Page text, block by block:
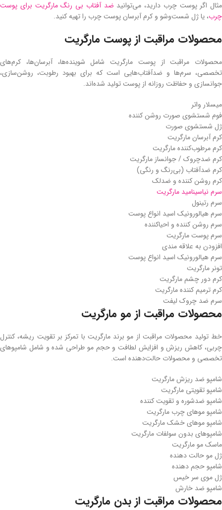
مثال اگر پوست چرب دارید، می‌توانید ضد آفتاب بی رنگ مارگریت برای پوست
چرب، یا ژل شست‌و‌شو و کرم آبرسان پوست چرب را تهیه کنید.
محصولات مراقبت از پوست مارگریت
محصولات مراقبت از پوست مارگریت شامل شوینده‌ها، آبرسان‌ها، کرم‌های
تخصصی، سرم‌ها و ضدآفتاب‌هایی است که برای بهبود رطوبت، روشن‌سازی،
جوانسازی و حفاظت روزانه از پوست تولید شده‌اند.
میسلار واتر
فوم شستشوی صورت روشن کننده
ژل شستشوی صورت
کرم آبرسان مارگریت
کرم مرطوب‌کننده مارگریت
کرم ضدچروک / جوانساز مارگریت
کرم ضدآفتاب (بی‌رنگ و رنگی)
کرم روشن کننده و ضدلک
سرم نیاسینامید مارگریت
سرم رتینول
سرم هیالورونیک اسید انواع پوست
سرم روشن کننده و احیاکننده
سرم پوست مارگریت
افزودن به علاقه مندی
سرم هیالورونیک اسید انواع پوست
تونر مارگریت
کرم دور چشم مارگریت
کرم ترمیم کننده مارگریت
سرم ضد چروک لیفت
محصولات مراقبت از مو مارگریت
خط تولید محصولات مراقبت از مو برند مارگریت با تمرکز بر تقویت ریشه، کنترل
چربی، کاهش ریزش و افزایش لطافت و حجم مو طراحی شده و شامل شامپوهای
تخصصی و محصولات حالت‌دهنده است.
شامپو ضد ریزش مارگریت
شامپو تقویتی مارگریت
شامپو ضدشوره و تقویت کننده
شامپو موهای چرب مارگریت
شامپو موهای خشک مارگریت
شامپوهای بدون سولفات مارگریت
ماسک مو مارگریت
ژل مو حالت دهنده
شامپو حجم دهنده
ژل موی سر خیس
شامپو ضد خارش
محصولات مراقبت از بدن مارگریت